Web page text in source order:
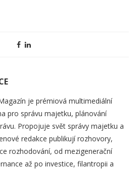
je prémiová multimediální
pro správu majetku, plánování
Propojuje svět správy majetku a
redakce publikují rozhovory,
rozhodování, od mezigenerační
až po investice, filantropii a